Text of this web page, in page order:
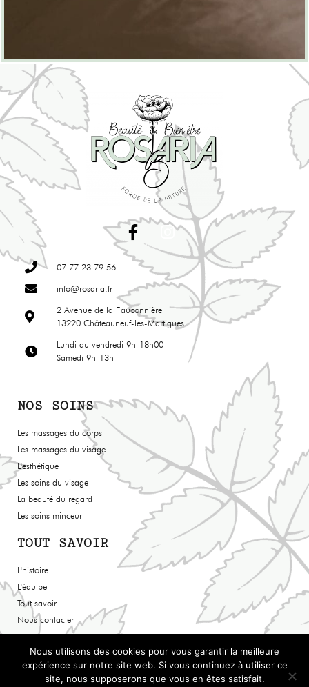
07.77.23.79.56
info@rosaria.fr
2 Avenue de la Fauconnière
13220 Châteauneuf-les-Martigues
Lundi au vendredi 9h-18h00
Samedi 9h-13h
NOS SOINS
Les massages du corps
Les massages du visage
L'esthétique
Les soins du visage
La beauté du regard
Les soins minceur
TOUT SAVOIR
L'histoire
L'équipe
Tout savoir
Nous contacter
© TOUS DROITS RÉSERVÉS - ROSARIA B - 2020 //MENTIONS
LÉGALES
Nous utilisons des cookies pour vous garantir la meilleure
expérience sur notre site web. Si vous continuez à utiliser ce
site, nous supposerons que vous en êtes satisfait.